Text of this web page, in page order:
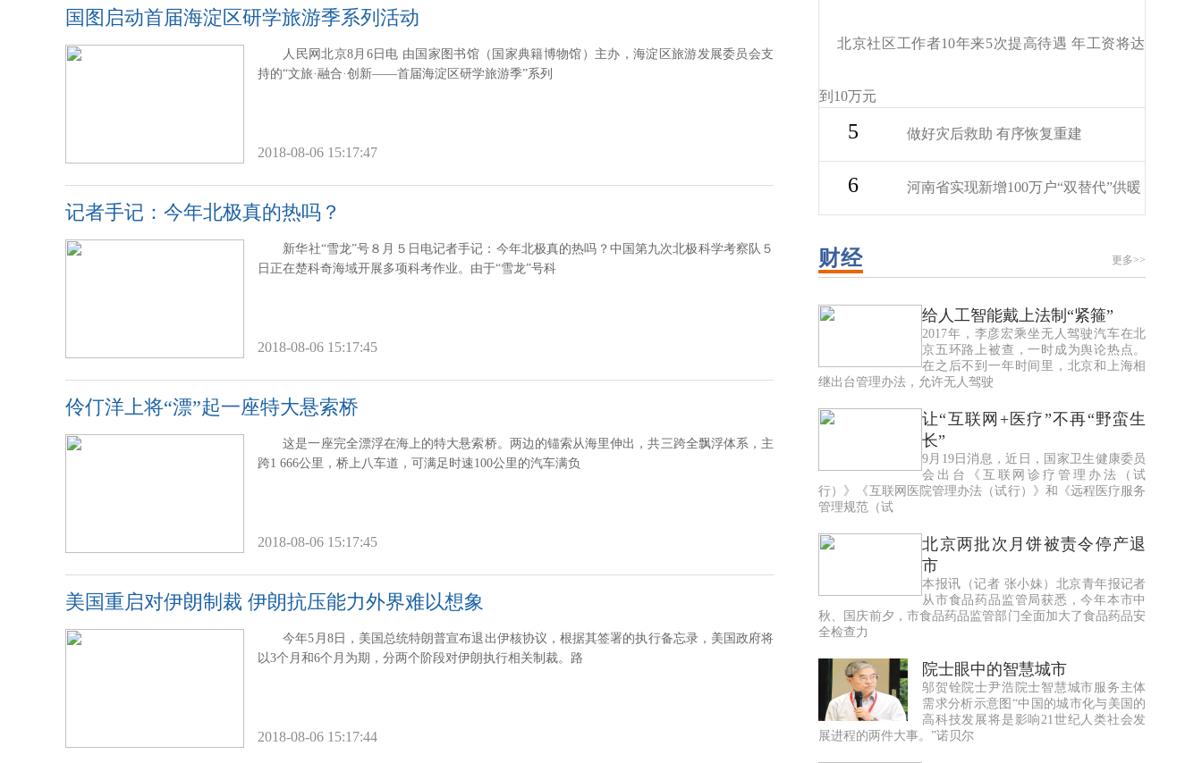
国图启动首届海淀区研学旅游季系列活动
人民网北京8月6日电 由国家图书馆（国家典籍博物馆）主办，海淀区旅游发展委员会支
持的“文旅·融合·创新——首届海淀区研学旅游季”系列
2018-08-06 15:17:47
记者手记：今年北极真的热吗？
新华社“雪龙”号８月５日电记者手记：今年北极真的热吗？中国第九次北极科学考察队５
日正在楚科奇海域开展多项科考作业。由于“雪龙”号科
2018-08-06 15:17:45
伶仃洋上将“漂”起一座特大悬索桥
这是一座完全漂浮在海上的特大悬索桥。两边的锚索从海里伸出，共三跨全飘浮体系，主
跨1 666公里，桥上八车道，可满足时速100公里的汽车满负
2018-08-06 15:17:45
美国重启对伊朗制裁 伊朗抗压能力外界难以想象
今年5月8日，美国总统特朗普宣布退出伊核协议，根据其签署的执行备忘录，美国政府将
以3个月和6个月为期，分两个阶段对伊朗执行相关制裁。路
2018-08-06 15:17:44
北京社区工作者10年来5次提高待遇 年工资将达
到10万元
5 做好灾后救助 有序恢复重建
6 河南省实现新增100万户“双替代”供暖
财经 更多>>
给人工智能戴上法制“紧箍”
2017年，李彦宏乘坐无人驾驶汽车在北
京五环路上被查，一时成为舆论热点。
在之后不到一年时间里，北京和上海相
继出台管理办法，允许无人驾驶
让“互联网+医疗”不再“野蛮生
长”
9月19日消息，近日，国家卫生健康委员
会出台《互联网诊疗管理办法（试
行）》《互联网医院管理办法（试行）》和《远程医疗服务
管理规范（试
北京两批次月饼被责令停产退
市
本报讯（记者 张小妹）北京青年报记者
从市食品药品监管局获悉，今年本市中
秋、国庆前夕，市食品药品监管部门全面加大了食品药品安
全检查力
院士眼中的智慧城市
邬贺铨院士尹浩院士智慧城市服务主体
需求分析示意图“中国的城市化与美国的
高科技发展将是影响21世纪人类社会发
展进程的两件大事。”诺贝尔